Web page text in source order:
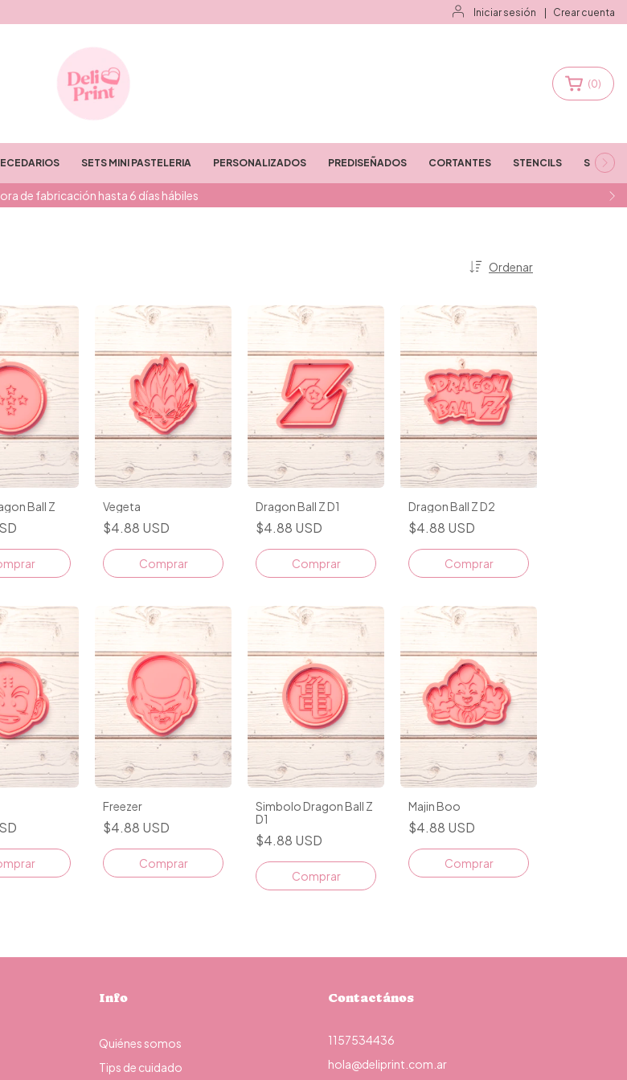
Iniciar sesión Crear cuenta
de fabricación hasta 6 días hábiles
(0)
SETS MINI PASTELERIA PERSONALIZADOS PREDISEÑADOS CORTANTES STENCILS STAMPS
Ordenar
Ball Z Vegeta
$4.88 USD
Comprar
Dragon Ball Z D1
$4.88 USD
Comprar
Dragon Ball Z D2
$4.88 USD
Comprar
Freezer
$4.88 USD
Comprar
Simbolo Dragon Ball Z
D1
$4.88 USD
Comprar
Majin Boo
$4.88 USD
Comprar
Info
Quiénes somos
Tips de cuidado
Contactános
1157534436
hola@deliprint.com.ar